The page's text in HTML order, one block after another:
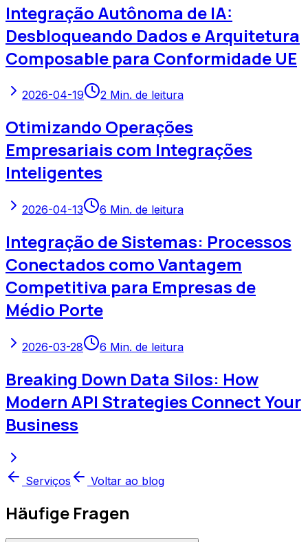
Integração Autônoma de IA:
Desbloqueando Dados e Arquitetura
Composable para Conformidade UE
2026-04-19 2 Min. de leitura
Otimizando Operações
Empresariais com Integrações
Inteligentes
2026-04-13 6 Min. de leitura
Integração de Sistemas: Processos
Conectados como Vantagem
Competitiva para Empresas de
Médio Porte
2026-03-28 6 Min. de leitura
Breaking Down Data Silos: How
Modern API Strategies Connect Your
Business
Serviços Voltar ao blog
Häufige Fragen